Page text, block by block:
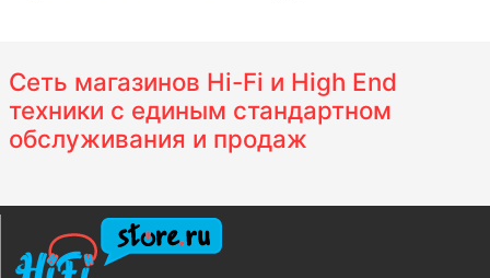
Сеть магазинов Hi-Fi и High End
техники с единым стандартном
обслуживания и продаж